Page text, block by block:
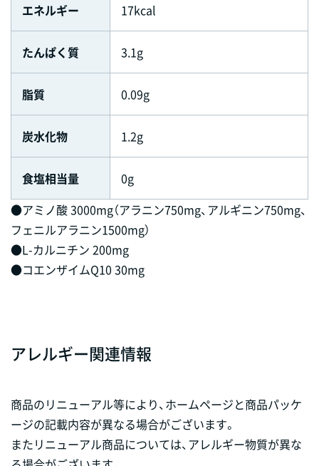
エネルギー 17kcal
たんぱく質 3.1g
脂質 0.09g
炭水化物 1.2g
食塩相当量
0g
●アミノ酸 3000mg（アラニン750mg、アルギニン750mg、
フェニルアラニン1500mg）
●L-カルニチン 200mg
●コエンザイムQ10 30mg
アレルギー関連情報
商品のリニューアル等により、ホームページと商品パッケ
ージの記載内容が異なる場合がございます。
またリニューアル商品については、アレルギー物質が異な